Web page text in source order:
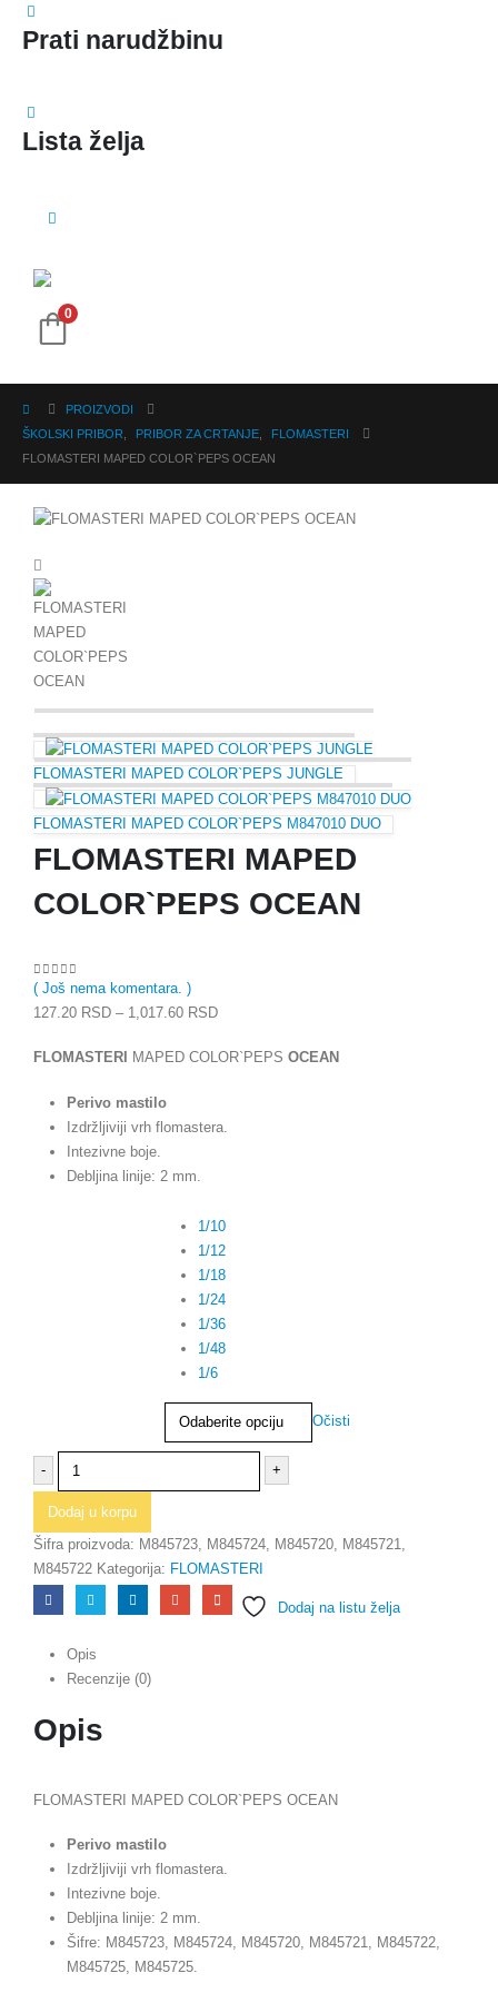
Prati narudžbinu
Lista želja
0
PROIZVODI
ŠKOLSKI PRIBOR
PRIBOR ZA CRTANJE
FLOMASTERI
FLOMASTERI MAPED COLOR`PEPS OCEAN
FLOMASTERI MAPED COLOR`PEPS JUNGLE
FLOMASTERI MAPED COLOR`PEPS M847010 DUO
FLOMASTERI MAPED
COLOR`PEPS OCEAN
0 out of 5
( Još nema komentara. )
127.20 RSD – 1,017.60 RSD
FLOMASTERI MAPED COLOR`PEPS OCEAN
Perivo mastilo
Izdržljiviji vrh flomastera.
Intezivne boje.
Debljina linije: 2 mm.
1/10
1/12
1/18
1/24
1/36
1/48
1/6
Očisti
- +
Dodaj u korpu
Šifra proizvoda: M845723, M845724, M845720, M845721,
M845722 Kategorija: FLOMASTERI
Dodaj na listu želja
Opis
Recenzije (0)
Opis
FLOMASTERI MAPED COLOR`PEPS OCEAN
Perivo mastilo
Izdržljiviji vrh flomastera.
Intezivne boje.
Debljina linije: 2 mm.
Šifre: M845723, M845724, M845720, M845721, M845722,
M845725, M845725.